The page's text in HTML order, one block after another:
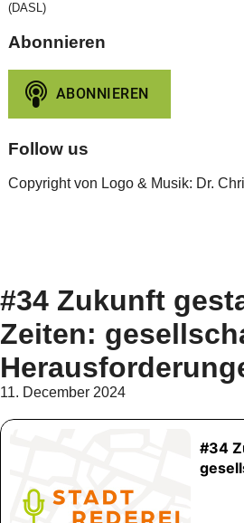
(DASL)
Abonnieren
Follow us
Copyright von Logo & Musik: Dr.
#34 Zukunft
Zeiten:
11. December 2024